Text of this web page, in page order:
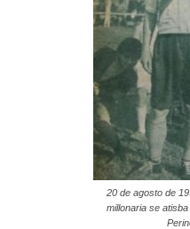
20 de agosto de
millonaria se